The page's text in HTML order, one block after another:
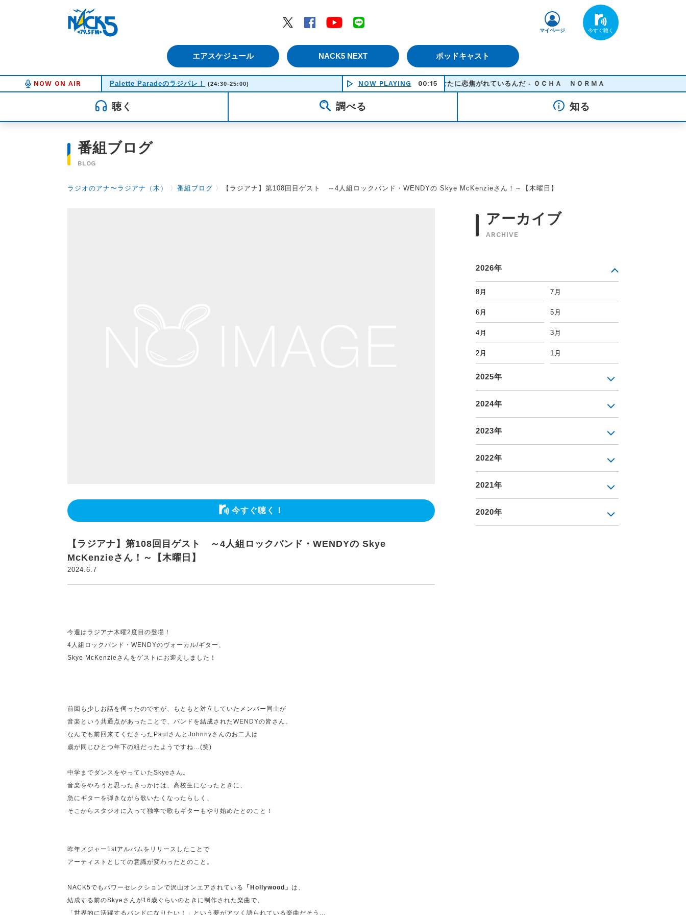
Twitter
Facebook YouTube
エアスケジュール NACK5 NEXT ポッドキャスト
マイページ
NOW ON AIR Palette Paradeのラジパレ！ (24:30-25:00) NOW PLAYING 00:15
また、あなたに恋焦がれているんだ - ＯＣＨＡ ＮＯＲＭＡ
聴く 調べる 知る
番組ブログ
BLOG
ラジオのアナ〜ラジアナ（木） 〉 番組ブログ 〉 【ラジアナ】第108回目ゲスト ～4人組ロックバンド・WENDYの Skye McKenzieさん！～【木曜日】
今すぐ聴く！
【ラジアナ】第108回目ゲスト ～4人組ロックバンド・WENDYの Skye
McKenzieさん！～【木曜日】
2024.6.7
今週はラジアナ木曜2度目の登場！
4人組ロックバンド・WENDYのヴォーカル/ギター、
Skye McKenzieさん をゲストにお迎えしました！
前回も少しお話を伺ったのですが、もともと対立していたメンバー同士が
音楽という共通点があったことで、バンドを結成されたWENDYの皆さん。
なんでも前回来てくださったPaulさんとJohnnyさんのお二人は
歳が同じひとつ年下の組だったようですね…(笑)
中学までダンスをやっていたSkyeさん。
音楽をやろうと思ったきっかけは、 高校生になったときに、
急にギターを弾きながら歌いたくなったらしく、
そこからスタジオに入って独学で歌もギターもやり始めたとのこと！
昨年メジャー1stアルバムをリリースしたことで
アーティストとしての意識が変わったとのこと。
NACK5でもパワーセレクションで沢山オンエアされている 「Hollywood」 は、
結成する前のSkyeさんが16歳ぐらいのときに制作された楽曲で、
「世界的に活躍するバンドになりたい！」という夢がアツく語られている楽曲だそう…
アーカイブ
ARCHIVE
2026年
8月 7月
6月 5月
4月 3月
2月 1月
2025年
2024年
2023年
2022年
2021年
2020年